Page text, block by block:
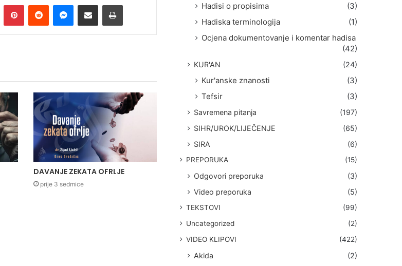
DAVANJE ZEKATA OFRLJE
prije 3 sedmice
Hadisi o propisima
(3)
Hadiska terminologija
(1)
Ocjena dokumentovanje i komentar hadisa
(42)
KUR'AN (24)
Kur'anske znanosti
(3)
Tefsir
(3)
Savremena pitanja
(197)
SIHR/UROK/LIJEČENJE
(65)
SIRA
(6)
PREPORUKA (15)
Odgovori preporuka
(3)
Video preporuka
(5)
TEKSTOVI
(99)
Uncategorized
(2)
VIDEO KLIPOVI
(422)
Akida
(2)